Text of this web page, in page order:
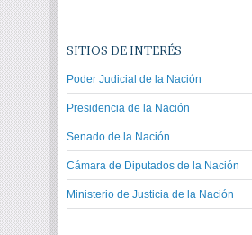
SITIOS DE INTERÉS
Poder Judicial de la Nación
Presidencia de la Nación
Senado de la Nación
Cámara de Diputados de la Nación
Ministerio de Justicia de la Nación